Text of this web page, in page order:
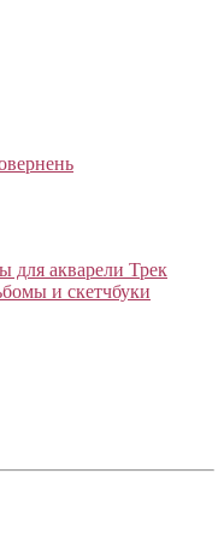
для акварели Трек
и скетчбуки